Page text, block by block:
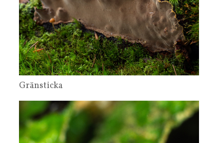
Gränsticka